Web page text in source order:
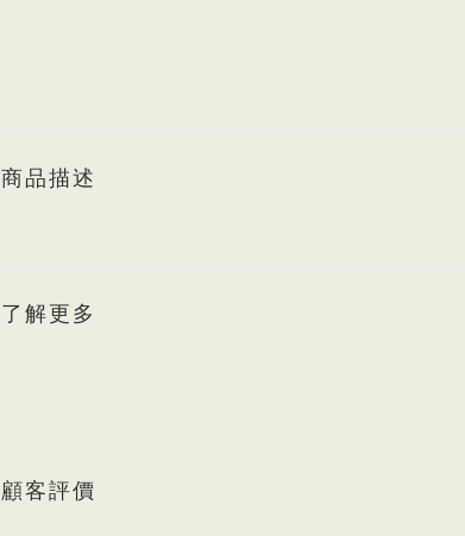
商品描述
了解更多
顧客評價